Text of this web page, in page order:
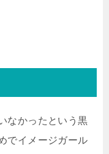
なかったという黒
でイメージガール